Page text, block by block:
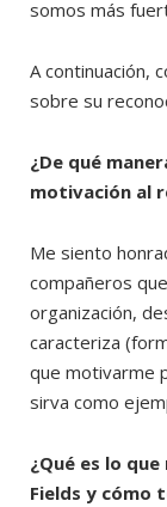
somos más
A continuación,
sobre su
¿De qué
motivación al
Me siento
compañeros
organización,
caracteriza
que motivarme
sirva como
¿Qué es lo
Fields y cómo